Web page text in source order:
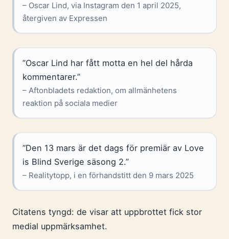
– Oscar Lind, via Instagram den 1 april 2025,
återgiven av Expressen
”Oscar Lind har fått motta en hel del hårda
kommentarer.”
– Aftonbladets redaktion, om allmänhetens
reaktion på sociala medier
”Den 13 mars är det dags för premiär av Love
is Blind Sverige säsong 2.”
– Realitytopp, i en förhandstitt den 9 mars 2025
Citatens tyngd: de visar att uppbrottet fick stor
medial uppmärksamhet.